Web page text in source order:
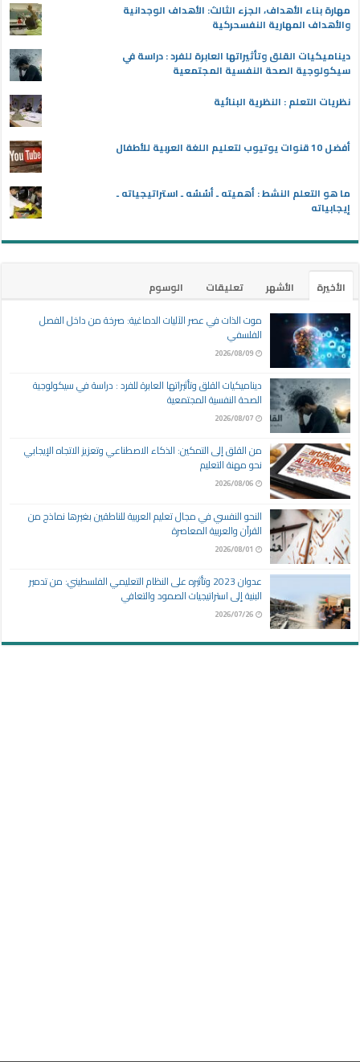
مهارة بناء الأهداف، الجزء الثالث: الأهداف الوجدانية
والأهداف المهارية النفسحركية
ديناميكيات القلق وتأثيراتها العابرة للفرد : دراسة في
سيكولوجية الصحة النفسية المجتمعية
نظريات التعلم : النظرية البنائية
أفضل 10 قنوات يوتيوب لتعليم اللغة العربية للأطفال
ما هو التعلم النشط : أهميته ـ أسُسُه ـ استراتيجياته ـ
إيجابياته
الأخيرة الأشهر تعليقات
الوسوم
موت الذات في عصر الآليات الدماغية: صرخة من داخل الفصل
الفلسفي
2026/08/09
ديناميكيات القلق وتأثيراتها العابرة للفرد : دراسة في سيكولوجية
الصحة النفسية المجتمعية
2026/08/07
من القلق إلى التمكين: الذكاء الاصطناعي وتعزيز الاتجاه الإيجابي
نحو مهنة التعليم
2026/08/06
النحو النفسي في مجال تعليم العربية للناطقين بغيرها نماذج من
القرآن والعربية المعاصرة
2026/08/01
عدوان 2023 وتأثيره على النظام التعليمي الفلسطيني: من تدمير
البنية إلى استراتيجيات الصمود والتعافي
2026/07/26